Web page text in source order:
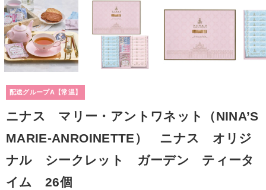
配送グループA【常温】
ニナス マリー・アントワネット（NINA’S
MARIE-ANROINETTE） ニナス オリジ
ナル シークレット ガーデン ティータ
イム 26個